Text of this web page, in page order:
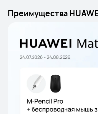
Преимущества